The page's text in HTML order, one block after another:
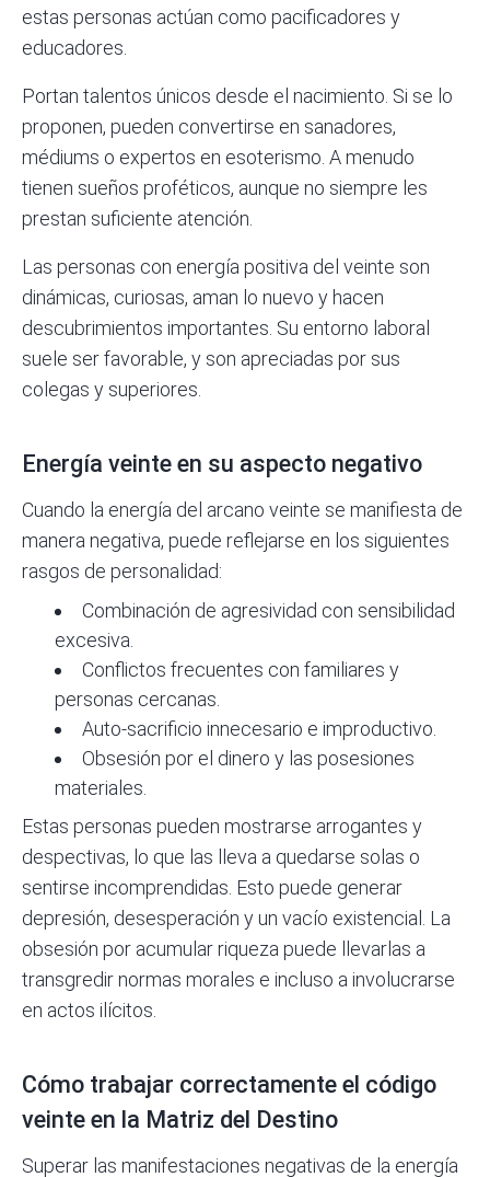
estas personas actúan como pacificadores y
educadores.
Portan talentos únicos desde el nacimiento. Si se lo
proponen, pueden convertirse en sanadores,
médiums o expertos en esoterismo. A menudo
tienen sueños proféticos, aunque no siempre les
prestan suficiente atención.
Las personas con energía positiva del veinte son
dinámicas, curiosas, aman lo nuevo y hacen
descubrimientos importantes. Su entorno laboral
suele ser favorable, y son apreciadas por sus
colegas y superiores.
Energía veinte en su aspecto negativo
Cuando la energía del arcano veinte se manifiesta de
manera negativa, puede reflejarse en los siguientes
rasgos de personalidad:
Combinación de agresividad con sensibilidad
excesiva.
Conflictos frecuentes con familiares y
personas cercanas.
Auto-sacrificio innecesario e improductivo.
Obsesión por el dinero y las posesiones
materiales.
Estas personas pueden mostrarse arrogantes y
despectivas, lo que las lleva a quedarse solas o
sentirse incomprendidas. Esto puede generar
depresión, desesperación y un vacío existencial. La
obsesión por acumular riqueza puede llevarlas a
transgredir normas morales e incluso a involucrarse
en actos ilícitos.
Cómo trabajar correctamente el código
veinte en la Matriz del Destino
Superar las manifestaciones negativas de la energía